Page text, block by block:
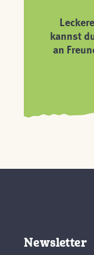
kannst
an
Newsletter